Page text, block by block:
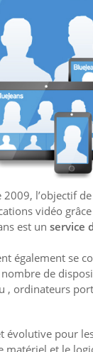
l’objectif de
vidéo
est un service
également se
de
, ordinateurs
évolutive pour